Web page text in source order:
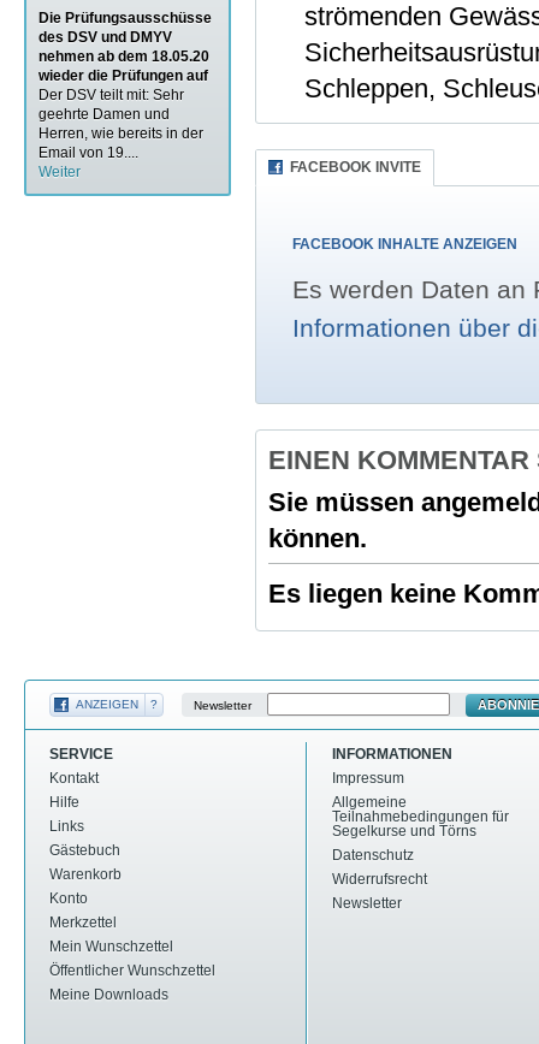
Die Prüfungsausschüsse
des DSV und DMYV
nehmen ab dem 18.05.20
wieder die Prüfungen auf
Der DSV teilt mit: Sehr
geehrte Damen und
Herren, wie bereits in der
Email von 19....
Weiter
strömenden
Schleppen,
FACEBOOK INVITE
FACEBOOK INHALTE ANZEIGEN
Es werden Daten an
Informationen über
EINEN
Sie müssen
können.
Es liegen keine
ANZEIGEN ? Newsletter
SERVICE
Kontakt
Hilfe
Links
Gästebuch
Warenkorb
Konto
Merkzettel
Mein Wunschzettel
Öffentlicher Wunschzettel
Meine Downloads
INFORMATIONEN
Impressum
Allgemeine
Teilnahmebedingungen für
Segelkurse und Törns
Datenschutz
Widerrufsrecht
Newsletter